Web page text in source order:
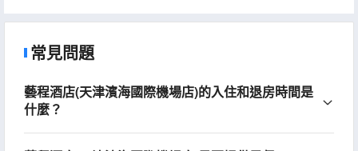
常見問題
藝程酒店(天津濱海國際機場店)的入住和退房時間是
什麼？